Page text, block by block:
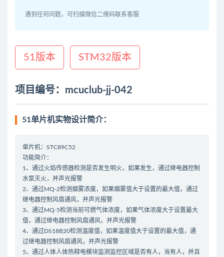
遇到任何问题，可扫描微信二维码联系客服
51版本 STM32版本
项目编号：mcuclub-jj-042
51单片机实物设计简介：
单片机：STC89C52
功能简介：
1、通过火焰传感器检测是否发生明火，如果发生，通过继电器控制
水泵灭火，并声光报警
2、通过MQ-2检测烟雾浓度，如果烟雾值大于设置的最大值，通过
继电器控制风扇通风，并声光报警
3、通过MQ-5检测当前可燃气体浓度，如果气体浓度大于设置最大
值，通过继电器控制风扇通风，并声光报警
4、通过DS18B20检测温度值，如果温度值大于设置的最大值，通
过继电器控制风扇通风，并声光报警
5、通过人体人体热释电模块监测监控区域是否有人，当有人，并且